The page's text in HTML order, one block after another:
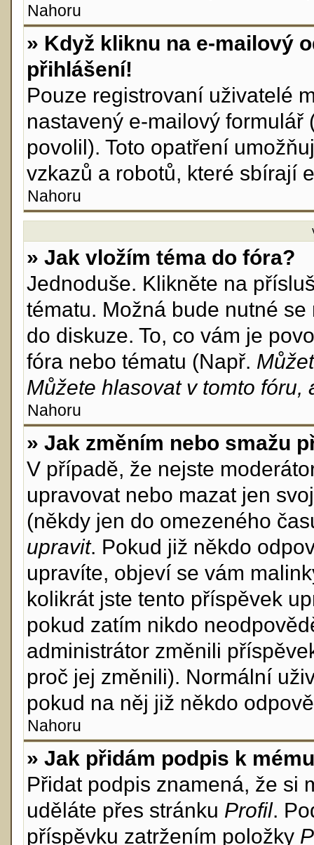
Nahoru
» Když kliknu na e-mailový
přihlášení!
Pouze registrovaní uživatelé
nastavený e-mailový
povolil). Toto opatření
vzkazů a robotů, které sbírají
Nahoru
» Jak vložím téma do fóra?
Jednoduše. Klikněte na
tématu. Možná bude nutné
do diskuze. To, co vám je
fóra nebo tématu (Např.
Můžete hlasovat v tomto fóru,
Nahoru
» Jak změním nebo smažu
V případě, že nejste
upravovat nebo mazat jen
(někdy jen do omezeného
upravit. Pokud již někdo
upravíte, objeví se vám
kolikrát jste tento příspěvek
pokud zatím nikdo
administrátor změnili
proč jej změnili). Normální
pokud na něj již někdo
Nahoru
» Jak přidám podpis k
Přidat podpis znamená, že si
uděláte přes stránku Profil.
příspěvku zatržením položky